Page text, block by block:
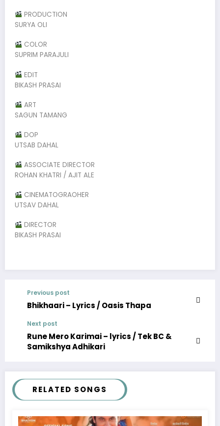
PRODUCTION
SURYA OLI
COLOR
SUPRIM PARAJULI
EDIT
BIKASH PRASAI
ART
SAGUN TAMANG
DOP
UTSAB DAHAL
ASSOCIATE DIRECTOR
ROHAN KHATRI / AJIT ALE
CINEMATOGRAOHER
UTSAV DAHAL
DIRECTOR
BIKASH PRASAI
Previous post
Bhikhaari – Lyrics / Oasis Thapa
Next post
Rune Mero Karimai – lyrics / Tek BC &
Samikshya Adhikari
RELATED SONGS